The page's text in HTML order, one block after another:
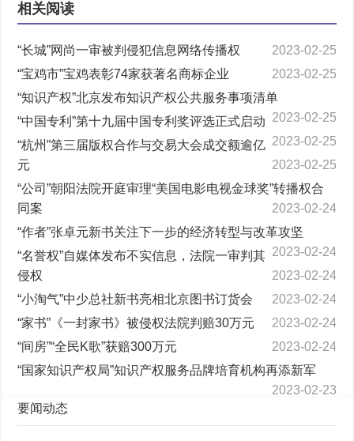
相关阅读
“长城”网尚一审被判侵犯信息网络传播权
2023-02-25
“宝鸡市”宝鸡表彰74家获著名商标企业
2023-02-25
“知识产权”北京发布知识产权公共服务事项清单
2023-02-25
“中国专利”第十九届中国专利奖评选正式启动
2023-02-25
“杭州”第三届版权合作与交易大会成交额逾亿
元
2023-02-25
“公司”朝阳法院开庭审理“美国电影电视金球奖”转播权合
同案
2023-02-24
“作者”张卓元新书关注下一步的经济转型与改革攻坚
2023-02-24
“名誉权”自媒体发布不实信息，法院一审判其
侵权
2023-02-24
“小淘气”中少总社新书亮相北京图书订货会
2023-02-24
“家书”《一封家书》被侵权法院判赔30万元
2023-02-24
“间房”“全民K歌”获赔300万元
2023-02-24
“国家知识产权局”知识产权服务品牌培育机构再添新军
2023-02-23
要闻动态